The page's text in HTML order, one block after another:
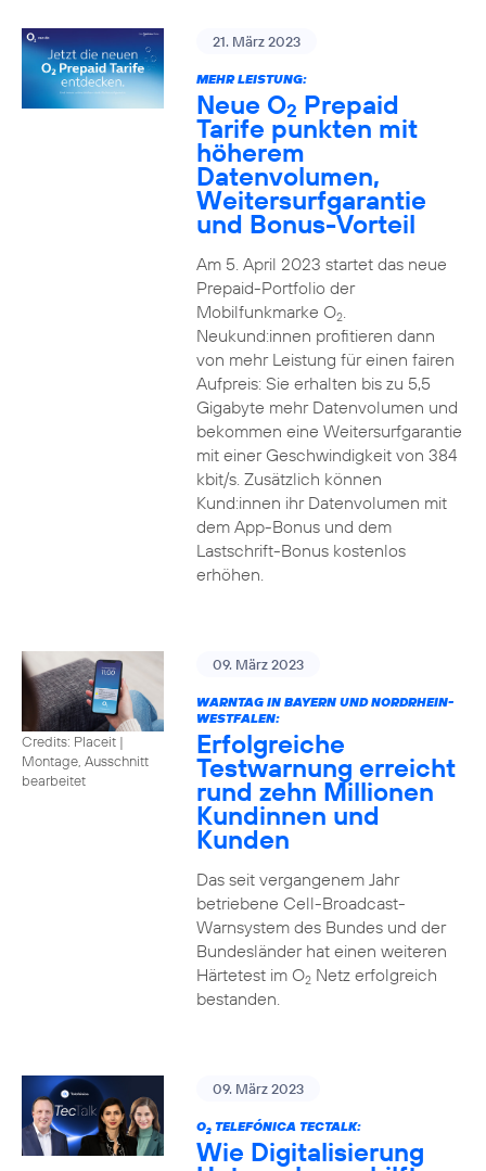
21. März 2023
MEHR LEISTUNG:
Neue O2 Prepaid
Tarife punkten mit
höherem
Datenvolumen,
Weitersurfgarantie
und Bonus-Vorteil
Am 5. April 2023 startet das neue
Prepaid-Portfolio der
Mobilfunkmarke O2.
Neukund:innen profitieren dann
von mehr Leistung für einen fairen
Aufpreis: Sie erhalten bis zu 5,5
Gigabyte mehr Datenvolumen und
bekommen eine Weitersurfgarantie
mit einer Geschwindigkeit von 384
kbit/s. Zusätzlich können
Kund:innen ihr Datenvolumen mit
dem App-Bonus und dem
Lastschrift-Bonus kostenlos
erhöhen.
Credits: Placeit |
Montage, Ausschnitt
bearbeitet
09. März 2023
WARNTAG IN BAYERN UND NORDRHEIN-
WESTFALEN:
Erfolgreiche
Testwarnung erreicht
rund zehn Millionen
Kundinnen und
Kunden
Das seit vergangenem Jahr
betriebene Cell-Broadcast-
Warnsystem des Bundes und der
Bundesländer hat einen weiteren
Härtetest im O2Netz erfolgreich
bestanden.
09. März 2023
O2TELEFÓNICA TECTALK:
Wie Digitalisierung